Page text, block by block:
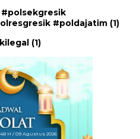
#poldajatim (1)
(1)
H / 09 Agustus 2026